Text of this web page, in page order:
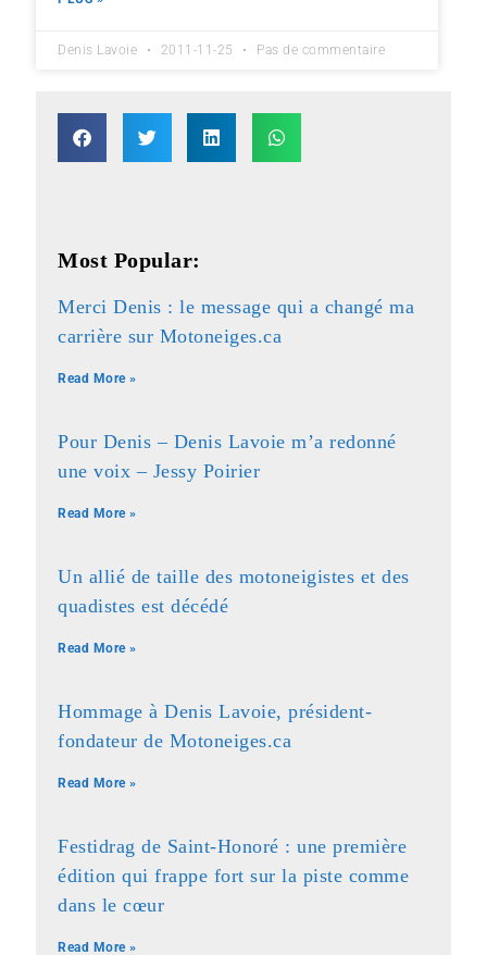
Denis Lavoie 2011-11-25 Pas de commentaire
Most Popular:
Merci Denis : le message qui a changé ma
carrière sur Motoneiges.ca
Read More »
Pour Denis – Denis Lavoie m’a redonné
une voix – Jessy Poirier
Read More »
Un allié de taille des motoneigistes et des
quadistes est décédé
Read More »
Hommage à Denis Lavoie, président-
fondateur de Motoneiges.ca
Read More »
Festidrag de Saint-Honoré : une première
édition qui frappe fort sur la piste comme
dans le cœur
Read More »